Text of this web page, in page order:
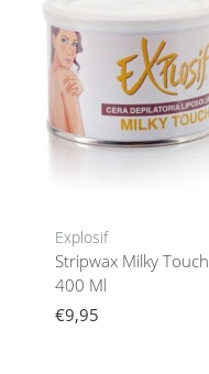
Explosif
Stripwax Milky Touch
400 Ml
€9,95